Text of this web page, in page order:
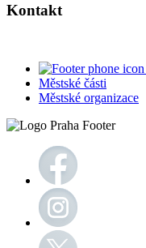
Kontakt
Městské části
Městské organizace